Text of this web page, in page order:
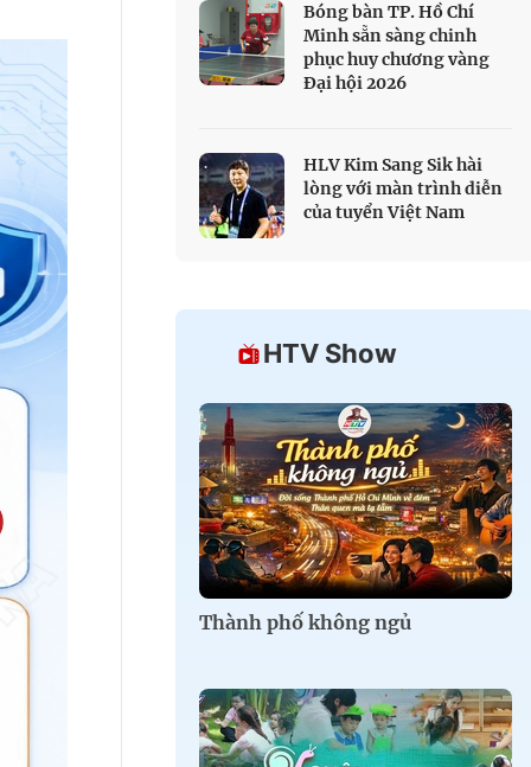
Bóng bàn TP. Hồ Chí
Minh sẵn sàng chinh
phục huy chương vàng
Đại hội 2026
HLV Kim Sang Sik hài
lòng với màn trình diễn
của tuyển Việt Nam
HTV Show
Thành phố không ngủ